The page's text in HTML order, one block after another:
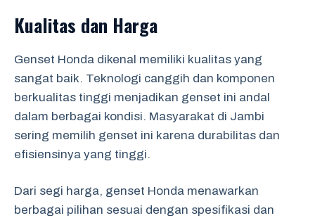
Kualitas dan Harga
Genset Honda dikenal memiliki kualitas yang
sangat baik. Teknologi canggih dan komponen
berkualitas tinggi menjadikan genset ini andal
dalam berbagai kondisi. Masyarakat di Jambi
sering memilih genset ini karena durabilitas dan
efisiensinya yang tinggi.
Dari segi harga, genset Honda menawarkan
berbagai pilihan sesuai dengan spesifikasi dan